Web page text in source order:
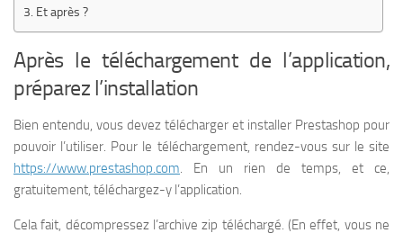
Et après ?
Après le téléchargement de l’application,
préparez l’installation
Bien entendu, vous devez télécharger et installer Prestashop pour
pouvoir l’utiliser. Pour le téléchargement, rendez-vous sur le site
https://www.prestashop.com. En un rien de temps, et ce,
gratuitement, téléchargez-y l’application.
Cela fait, décompressez l’archive zip téléchargé. (En effet, vous ne